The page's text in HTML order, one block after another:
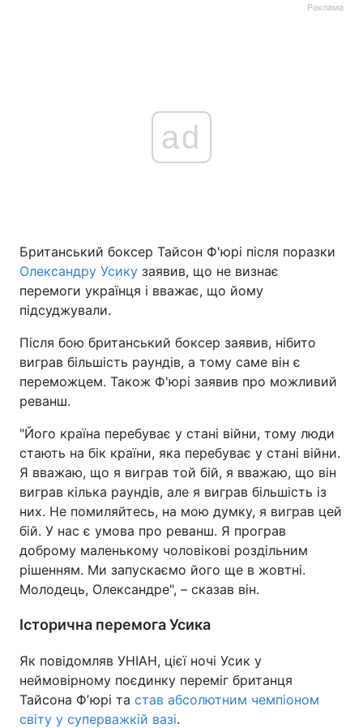
Реклама
ad
Британський боксер Тайсон Ф'юрі після поразки
Олександру Усику заявив, що не визнає
перемоги українця і вважає, що йому
підсуджували.
Після бою британський боксер заявив, нібито
виграв більшість раундів, а тому саме він є
переможцем. Також Ф'юрі заявив про можливий
реванш.
"Його країна перебуває у стані війни, тому люди
стають на бік країни, яка перебуває у стані війни.
Я вважаю, що я виграв той бій, я вважаю, що він
виграв кілька раундів, але я виграв більшість із
них. Не помиляйтесь, на мою думку, я виграв цей
бій. У нас є умова про реванш. Я програв
доброму маленькому чоловікові роздільним
рішенням. Ми запускаємо його ще в жовтні.
Молодець, Олександре", – сказав він.
Історична перемога Усика
Як повідомляв УНІАН, цієї ночі Усик у
неймовірному поєдинку переміг британця
Тайсона Фʼюрі та став абсолютним чемпіоном
світу у суперважкій вазі.